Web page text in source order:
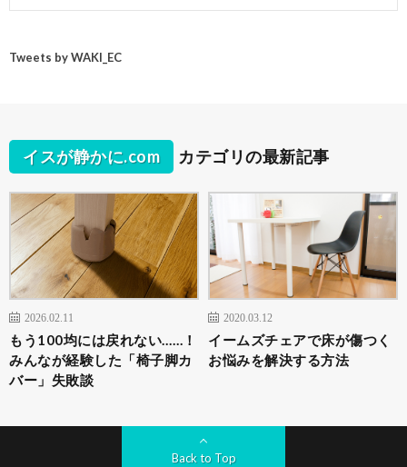
Tweets by WAKI_EC
イスが静かに.com カテゴリの最新記事
2026.02.11
もう100均には戻れない……！
みんなが経験した「椅子脚カ
バー」失敗談
2020.03.12
イームズチェアで床が傷つく
お悩みを解決する方法
Back to Top